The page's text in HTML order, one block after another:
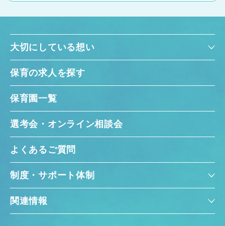
大切にしている想い
保育の求人を探す
保育園一覧
選考会・オンライン相談会
よくあるご質問
制度・サポート体制
関連情報